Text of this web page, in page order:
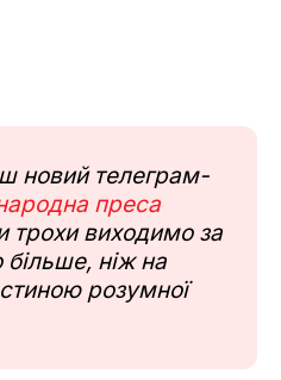
новий телеграм-
преса
виходимо за
ніж на
розумної